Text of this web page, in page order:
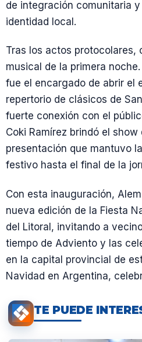
de integración comunitaria
identidad local.
Tras los actos protocolares,
musical de la primera
fue el encargado de abrir el
repertorio de clásicos de
fuerte conexión con el
Coki Ramírez brindó el
presentación que mantuvo
festivo hasta el final de la
Con esta inauguración,
nueva edición de la Fiesta
del Litoral, invitando a
tiempo de Adviento y las
en la capital provincial de
Navidad en Argentina,
TE PUEDE